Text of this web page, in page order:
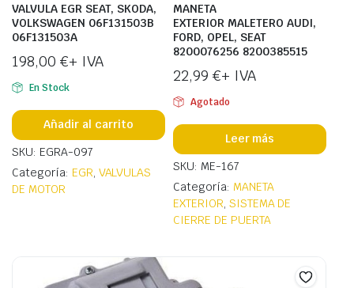
VALVULA EGR SEAT, SKODA,
VOLKSWAGEN 06F131503B
06F131503A
198,00 €+ IVA
En Stock
Añadir al carrito
SKU: EGRA-097
Categoría: EGR VALVULAS
DE MOTOR
MANETA
EXTERIOR MALETERO AUDI,
FORD, OPEL, SEAT
8200076256 8200385515
22,99 €+ IVA
Agotado
Leer más
SKU: ME-167
Categoría: MANETA
EXTERIOR SISTEMA DE
CIERRE DE PUERTA